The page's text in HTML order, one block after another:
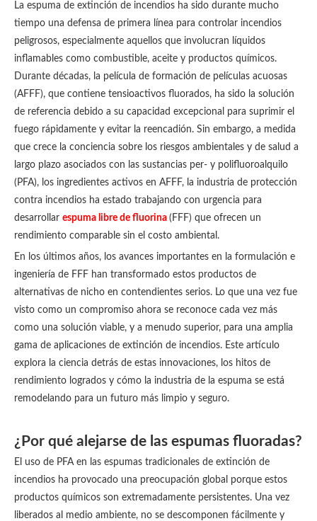
La espuma de extinción de incendios ha sido durante mucho
tiempo una defensa de primera línea para controlar incendios
peligrosos, especialmente aquellos que involucran líquidos
inflamables como combustible, aceite y productos químicos.
Durante décadas, la película de formación de películas acuosas
(AFFF), que contiene tensioactivos fluorados, ha sido la solución
de referencia debido a su capacidad excepcional para suprimir el
fuego rápidamente y evitar la reencadión. Sin embargo, a medida
que crece la conciencia sobre los riesgos ambientales y de salud a
largo plazo asociados con las sustancias per- y polifluoroalquilo
(PFA), los ingredientes activos en AFFF, la industria de protección
contra incendios ha estado trabajando con urgencia para
desarrollar espuma libre de fluorina (FFF) que ofrecen un
rendimiento comparable sin el costo ambiental.
En los últimos años, los avances importantes en la formulación e
ingeniería de FFF han transformado estos productos de
alternativas de nicho en contendientes serios. Lo que una vez fue
visto como un compromiso ahora se reconoce cada vez más
como una solución viable, y a menudo superior, para una amplia
gama de aplicaciones de extinción de incendios. Este artículo
explora la ciencia detrás de estas innovaciones, los hitos de
rendimiento logrados y cómo la industria de la espuma se está
remodelando para un futuro más limpio y seguro.
¿Por qué alejarse de las espumas fluoradas?
El uso de PFA en las espumas tradicionales de extinción de
incendios ha provocado una preocupación global porque estos
productos químicos son extremadamente persistentes. Una vez
liberados al medio ambiente, no se descomponen fácilmente y